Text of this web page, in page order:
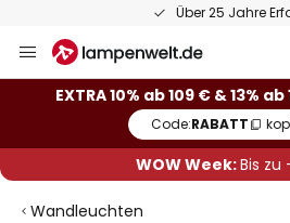
Über 25 Jahre
Inhalt
springen
EXTRA 10% ab 109 € & 13% ab
Code:RABATT
WOW Week:Bis zu
Wandleuchten